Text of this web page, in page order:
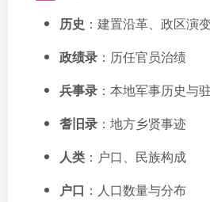
历史 ：建置沿革、政区演
政绩录 ：历任官员治绩
兵事录 ：本地军事历史与
耆旧录 ：地方乡贤事迹
人类 ：户口、民族构成
户口 ：人口数量与分布